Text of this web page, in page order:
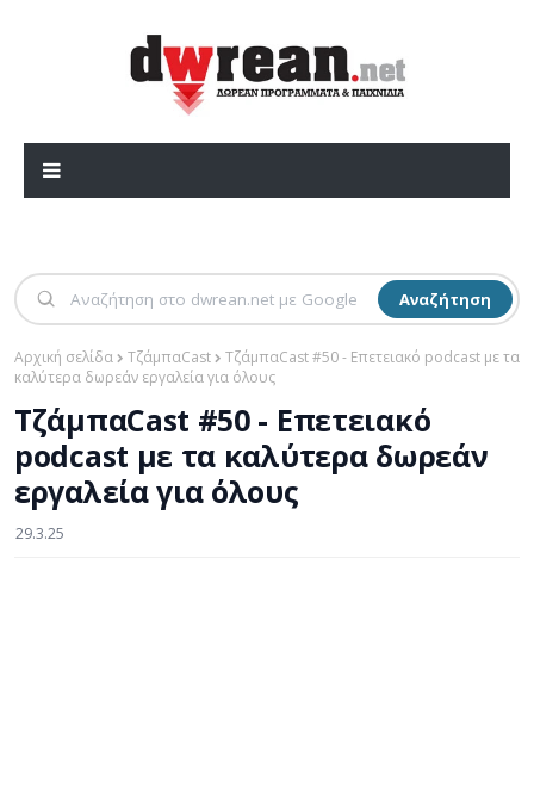
Αναζήτηση
Αρχική σελίδα ΤζάμπαCast
ΤζάμπαCast #50 - Επετειακό podcast με τα
καλύτερα δωρεάν εργαλεία για όλους
ΤζάμπαCast #50 - Επετειακό
podcast με τα καλύτερα δωρεάν
εργαλεία για όλους
29.3.25